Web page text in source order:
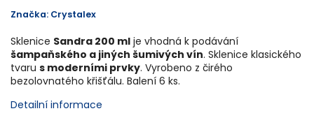
Značka: Crystalex
Sklenice Sandra 200 ml je vhodná k podávání
šampaňského a jiných šumivých vín. Sklenice klasického
tvaru s moderními prvky. Vyrobeno z čirého
bezolovnatého křišťálu. Balení 6 ks.
Detailní informace